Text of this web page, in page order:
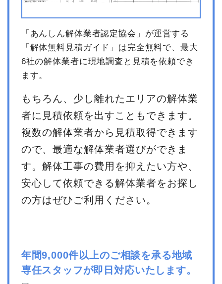
「あんしん解体業者認定協会」が運営する
「解体無料見積ガイド」は完全無料で、最大
6社の解体業者に現地調査と見積を依頼でき
ます。
もちろん、少し離れたエリアの解体業
者に見積依頼を出すこともできます。
複数の解体業者から見積取得できます
ので、最適な解体業者選びができま
す。解体工事の費用を抑えたい方や、
安心して依頼できる解体業者をお探し
の方はぜひご利用ください。
年間9,000件以上のご相談を承る地域
専任スタッフが即日対応いたします。